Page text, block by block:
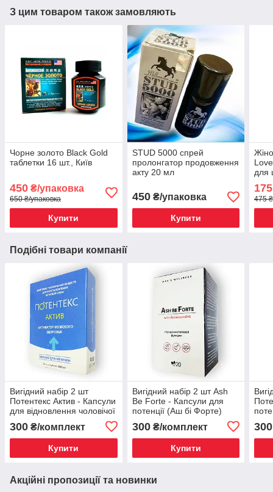
З цим товаром також замовляють
Чорне золото Black Gold
таблетки 16 шт., Київ
450 ₴/упаковка
650 ₴/упаковка
Купити
STUD 5000 спрей
пролонгатор продовження
акту 20 мл
450₴/упаковка
Купити
для
175
475
Подібні товари компанії
Вигідний набір 2 шт
Потентекс Актив - Капсули
для відновлення чоловічої
300 ₴/комплект
Купити
Вигідний набір 2 шт Ash
Be Forte - Капсули для
потенції (Аш бі Форте)
300₴/комплект
Купити
300
Акційні пропозиції та новинки